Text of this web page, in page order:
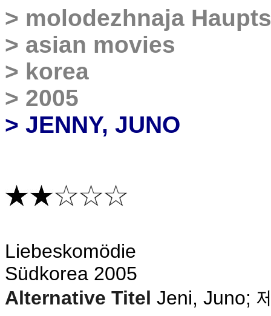
> molodezhnaja
> asian movies
> korea
> 2005
> JENNY, JUNO
Liebeskomödie
Südkorea 2005
Alternative Titel Jeni, Juno;